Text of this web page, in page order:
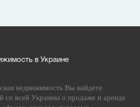
в Украине
недвижимость Вы найдете
со всей Украины о продаже и аренде